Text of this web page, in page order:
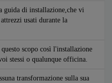
guida di installazione,che vi
usati durante la
scopo così l'installazione
stessi o qualunque officina.
transformazione sulla sua